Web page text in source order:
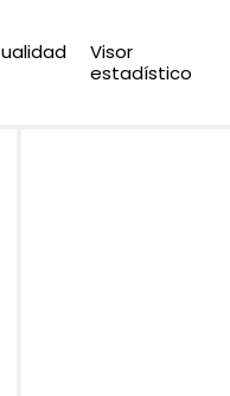
Visor
estadístico